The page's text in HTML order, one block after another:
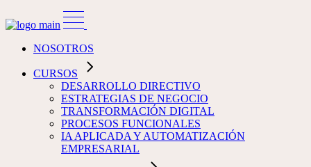
NOSOTROS
CURSOS
DESARROLLO DIRECTIVO
ESTRATEGIAS DE NEGOCIO
TRANSFORMACIÓN DIGITAL
PROCESOS FUNCIONALES
IA APLICADA Y AUTOMATIZACIÓN
EMPRESARIAL